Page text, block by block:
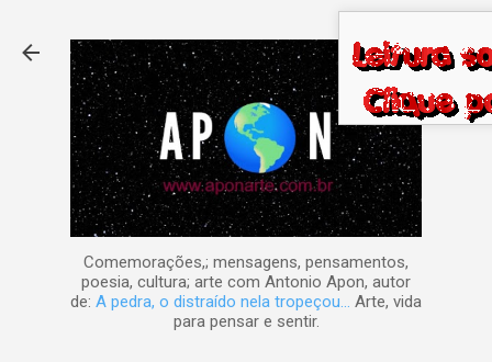
Comemorações,; mensagens, pensamentos,
poesia, cultura; arte com Antonio Apon, autor
de: A pedra, o distraído nela tropeçou... Arte, vida
para pensar e sentir.